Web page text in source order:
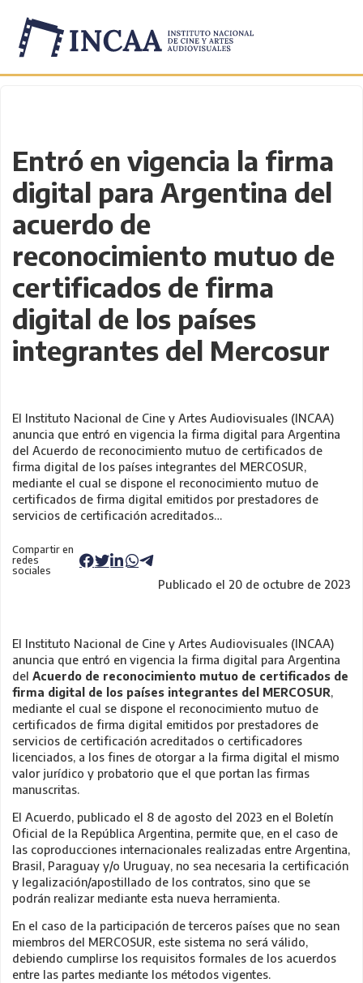
Entró en vigencia la firma
digital para Argentina del
acuerdo de
reconocimiento mutuo de
certificados de firma
digital de los países
integrantes del Mercosur
El Instituto Nacional de Cine y Artes Audiovisuales (INCAA)
anuncia que entró en vigencia la firma digital para Argentina
del Acuerdo de reconocimiento mutuo de certificados de
firma digital de los países integrantes del MERCOSUR,
mediante el cual se dispone el reconocimiento mutuo de
certificados de firma digital emitidos por prestadores de
servicios de certificación acreditados…
Compartir en
redes
sociales
Publicado el 20 de octubre de 2023
El Instituto Nacional de Cine y Artes Audiovisuales (INCAA)
anuncia que entró en vigencia la firma digital para Argentina
delAcuerdo de reconocimiento mutuo de certificados de
firma digital de los países integrantes del MERCOSUR,
mediante el cual se dispone el reconocimiento mutuo de
certificados de firma digital emitidos por prestadores de
servicios de certificación acreditados o certificadores
licenciados, a los fines de otorgar a la firma digital el mismo
valor jurídico y probatorio que el que portan las firmas
manuscritas.
El Acuerdo, publicado el 8 de agosto del 2023 en el Boletín
Oficial de la República Argentina, permite que, en el caso de
las coproducciones internacionales realizadas entre Argentina,
Brasil, Paraguay y/o Uruguay, no sea necesaria la certificación
y legalización/apostillado de los contratos, sino que se
podrán realizar mediante esta nueva herramienta.
En el caso de la participación de terceros países que no sean
miembros del MERCOSUR, este sistema no será válido,
debiendo cumplirse los requisitos formales de los acuerdos
entre las partes mediante los métodos vigentes.